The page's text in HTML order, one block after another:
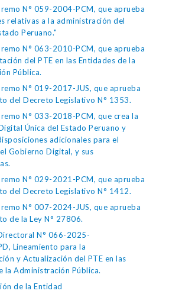
N° 059-2004-PCM, que aprueba
relativas a la administración del
Peruano."
N° 063-2010-PCM, que aprueba
del PTE en las Entidades de la
Pública.
N° 019-2017-JUS, que aprueba
del Decreto Legislativo N° 1353.
N° 033-2018-PCM, que crea la
Única del Estado Peruano y
adicionales para el
Gobierno Digital, y sus
N° 029-2021-PCM, que aprueba
del Decreto Legislativo N° 1412.
N° 007-2024-JUS, que aprueba
de la Ley N° 27806.
N° 066-2025-
Lineamiento para la
y Actualización del PTE en las
la Administración Pública.
de la Entidad